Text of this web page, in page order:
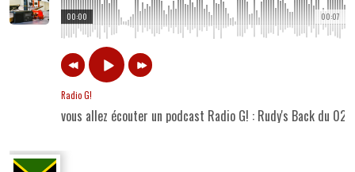
00:07
00:00
Radio G!
vous allez écouter un podcast Radio G! : Rudy's Back du 02